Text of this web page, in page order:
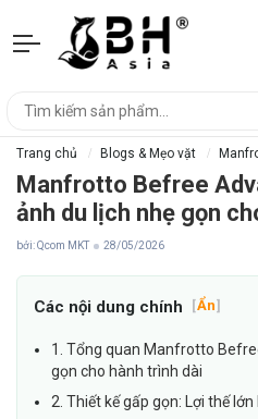
Trang chủ Blogs & Mẹo vặt
Manfrotto Befree
ảnh du lịch nhẹ gọn
bởi: Qcom MKT 28/05/2026
Các nội dung chính [Ẩn]
1. Tổng quan Manfrotto
gọn cho hành trình dài
2. Thiết kế gấp gọn: Lợi thế lớn